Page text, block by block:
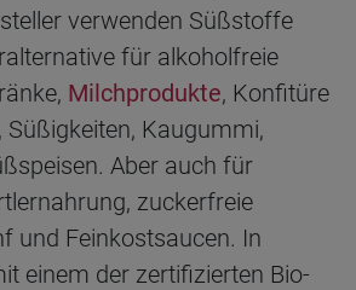
verwenden Süßstoffe
für alkoholfreie
Milchprodukte, Konfitüre
Kaugummi,
Aber auch für
zuckerfreie
und Feinkostsaucen. In
einem der zertifizierten Bio-